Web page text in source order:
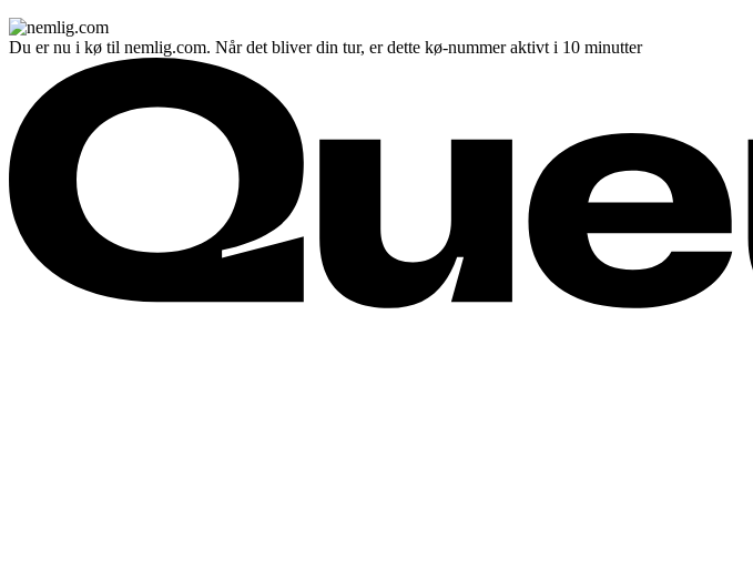
Du er nu i kø til nemlig.com. Når det bliver din tur, er dette kø-nummer aktivt i 10 minutter